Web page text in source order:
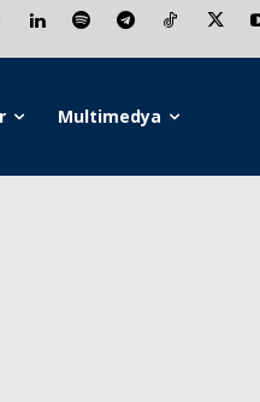
Multimedya